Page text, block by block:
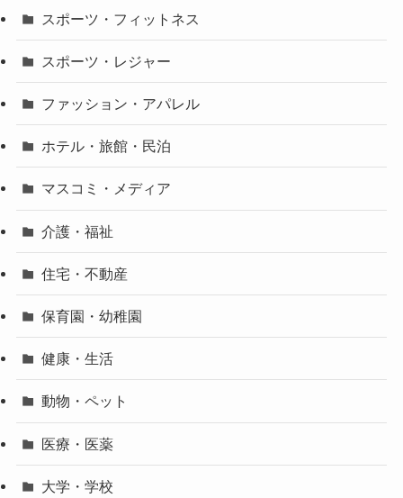
スポーツ・フィットネス
スポーツ・レジャー
ファッション・アパレル
ホテル・旅館・民泊
マスコミ・メディア
介護・福祉
住宅・不動産
保育園・幼稚園
健康・生活
動物・ペット
医療・医薬
大学・学校